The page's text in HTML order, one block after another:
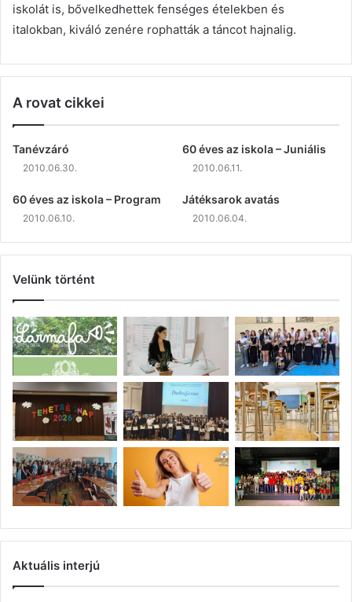
iskolát is, bővelkedhettek fenséges ételekben és
italokban, kiváló zenére rophatták a táncot hajnalig.
A rovat cikkei
Tanévzáró
2010.06.30.
60 éves az iskola – Juniális
2010.06.11.
60 éves az iskola – Program
2010.06.10.
Játéksarok avatás
2010.06.04.
Velünk történt
Aktuális interjú